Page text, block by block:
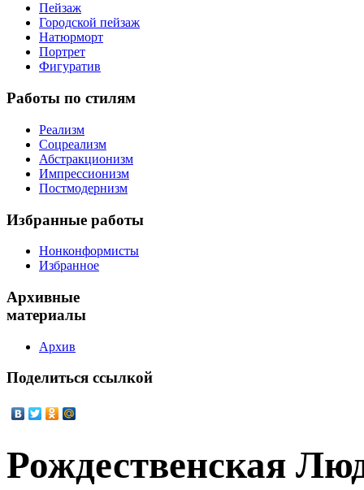
Пейзаж
Городской пейзаж
Натюрморт
Портрет
Фигуратив
Работы по стилям
Реализм
Соцреализм
Абстракционизм
Импрессионизм
Постмодернизм
Избранные работы
Нонконформисты
Избранное
Архивные
материалы
Архив
Поделиться ссылкой
Рождественская